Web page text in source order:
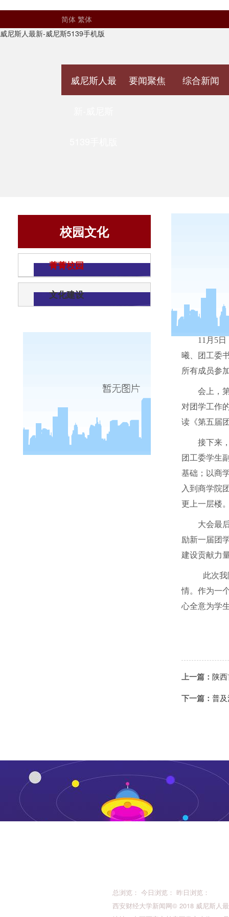
简体 繁体
威尼斯人最新-威尼斯5139手机版
威尼斯人最 要闻聚焦 综合新闻
校园文化
菁菁校园
文化建设
11 月 5
曦、团工委
所有成员参
会上，
对团学工作
读《第五届
接下来
团工委学生
基础；以商
入到商学院
更上一层楼
大会最
励新一届团
建设贡献力
此次我
情。作为一
心全意为学
上一篇： 陕
下一篇： 普
总浏览： 今日浏览： 昨日浏览：
西安财经大学新闻网© 2018 威尼斯人